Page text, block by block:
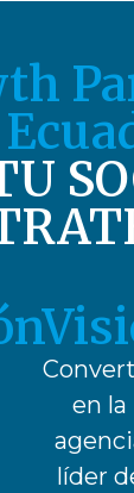
en la
líder